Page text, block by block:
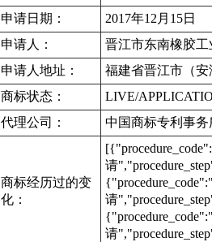
申请日期：
2017年12月15日
申请人：
晋江市东南橡胶工
申请人地址：
福建省晋江市（
商标状态：
LIVE/
代理公司：
中国商标专利事务
商标经历过的变
化：
请
请
请